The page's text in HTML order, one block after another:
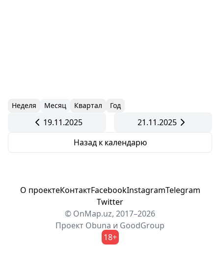
Неделя Месяц Квартал Год
19.11.2025
21.11.2025
Назад к календарю
О проектеКонтактFacebookInstagramTelegram
Twitter
© OnMap.uz, 2017–2026
Проект Obuna и GoodGroup
18+